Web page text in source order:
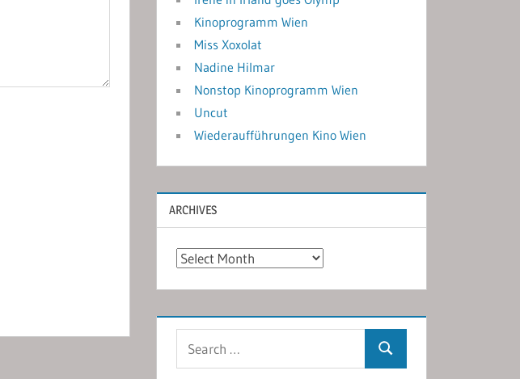
Kinoprogramm Wien
Miss Xoxolat
Nadine Hilmar
Nonstop Kinoprogramm Wien
Uncut
Wiederaufführungen Kino Wien
ARCHIVES
Archives
Search